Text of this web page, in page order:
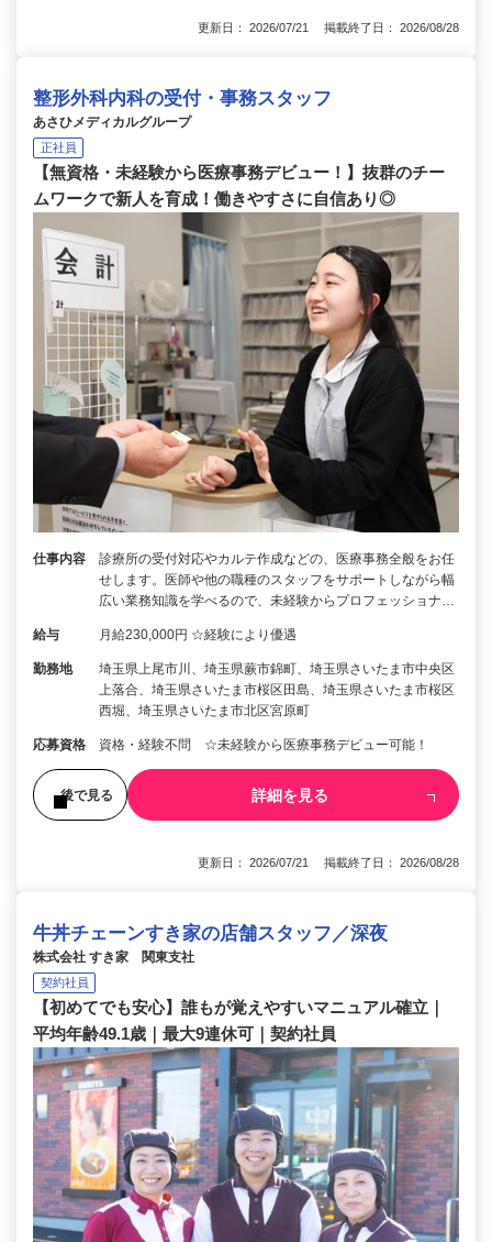
更新日： 2026/07/21 掲載終了日： 2026/08/28
整形外科内科の受付・事務スタッフ
あさひメディカルグループ
正社員
【無資格・未経験から医療事務デビュー！】抜群のチー
ムワークで新人を育成！働きやすさに自信あり◎
仕事内容
診療所の受付対応やカルテ作成などの、医療事務全般をお任
せします。医師や他の職種のスタッフをサポートしながら幅
広い業務知識を学べるので、未経験からプロフェッショナ…
給与 月給230,000円 ☆経験により優遇
勤務地
埼玉県上尾市川、埼玉県蕨市錦町、埼玉県さいたま市中央区
上落合、埼玉県さいたま市桜区田島、埼玉県さいたま市桜区
西堀、埼玉県さいたま市北区宮原町
応募資格 資格・経験不問 ☆未経験から医療事務デビュー可能！
後で見る 詳細を見る
更新日： 2026/07/21 掲載終了日： 2026/08/28
牛丼チェーンすき家の店舗スタッフ／深夜
株式会社 すき家 関東支社
契約社員
【初めてでも安心】誰もが覚えやすいマニュアル確立｜
平均年齢49.1歳｜最大9連休可｜契約社員